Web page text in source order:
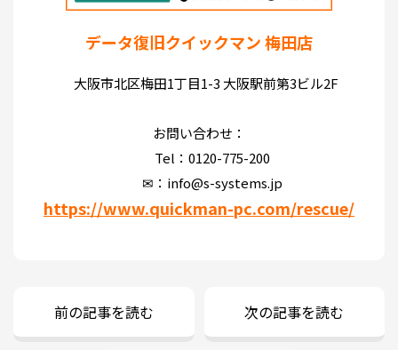
データ復旧クイックマン 梅田店
大阪市北区梅田1丁目1-3 大阪駅前第3ビル2F
お問い合わせ：
Tel：0120-775-200
✉：info@s-systems.jp
https://www.quickman-pc.com/rescue/
前の記事を読む 次の記事を読む